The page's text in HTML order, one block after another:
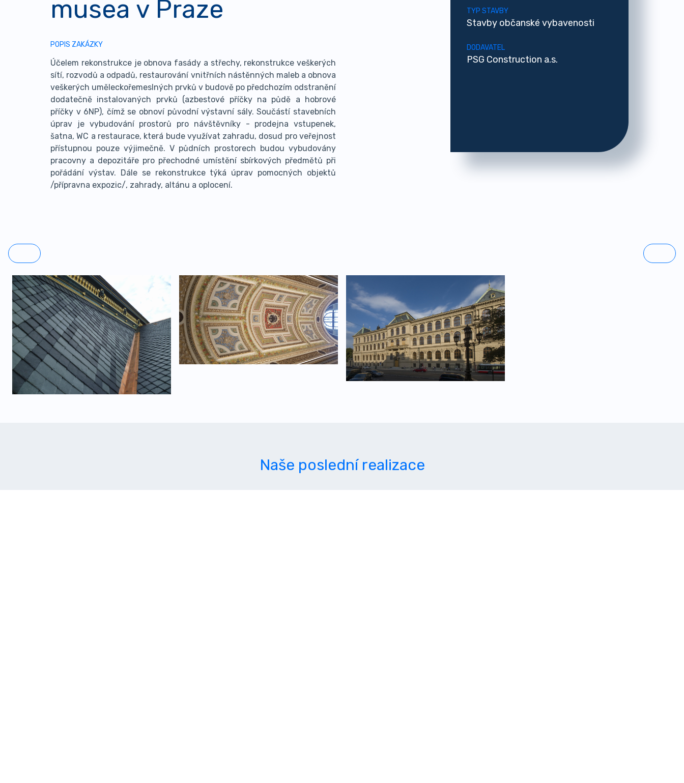
musea v Praze
POPIS ZAKÁZKY
Účelem rekonstrukce je obnova fasády a střechy, rekonstrukce veškerých
sítí, rozvodů a odpadů, restaurování vnitřních nástěnných maleb a obnova
veškerých uměleckořemeslných prvků v budově po předchozím odstranění
dodatečně instalovaných prvků (azbestové příčky na půdě a hobrové
příčky v 6NP), čímž se obnoví původní výstavní sály. Součástí stavebních
úprav je vybudování prostorů pro návštěvníky - prodejna vstupenek,
šatna, WC a restaurace, která bude využívat zahradu, dosud pro veřejnost
přístupnou pouze výjimečně. V půdních prostorech budou vybudovány
pracovny a depozitáře pro přechodné umístění sbírkových předmětů při
pořádání výstav. Dále se rekonstrukce týká úprav pomocných objektů
/přípravna expozic/, zahrady, altánu a oplocení.
TYP STAVBY
Stavby občanské vybavenosti
DODAVATEL
PSG Construction a.s.
Naše poslední realizace